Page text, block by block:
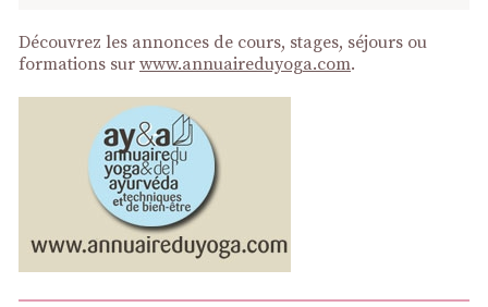
Découvrez les annonces de cours, stages, séjours ou
formations sur www.annuaireduyoga.com.